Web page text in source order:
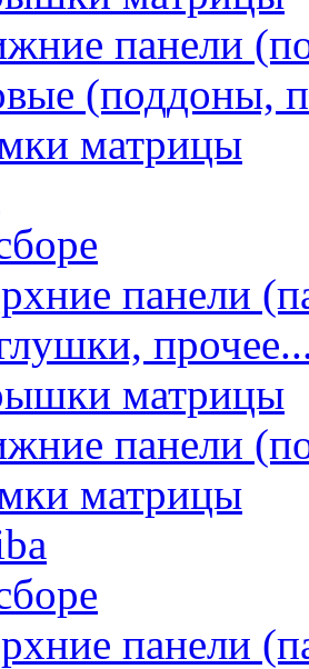
панели
(поддоны,
матрицы
панели
матрицы
панели
матрицы
панели